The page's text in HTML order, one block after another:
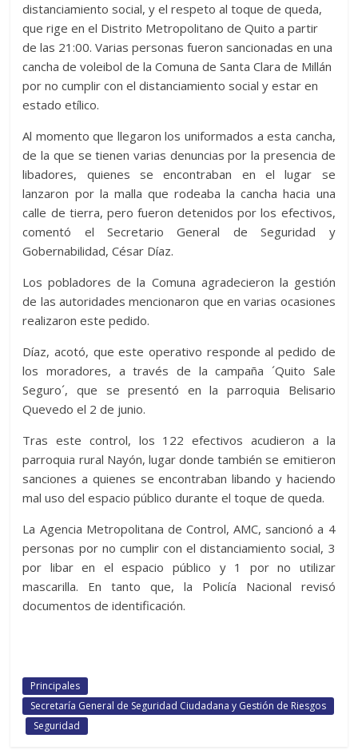
distanciamiento social, y el respeto al toque de queda,
que rige en el Distrito Metropolitano de Quito a partir
de las 21:00. Varias personas fueron sancionadas en una
cancha de voleibol de la Comuna de Santa Clara de Millán
por no cumplir con el distanciamiento social y estar en
estado etílico.
Al momento que llegaron los uniformados a esta cancha,
de la que se tienen varias denuncias por la presencia de
libadores, quienes se encontraban en el lugar se
lanzaron por la malla que rodeaba la cancha hacia una
calle de tierra, pero fueron detenidos por los efectivos,
comentó el Secretario General de Seguridad y
Gobernabilidad, César Díaz.
Los pobladores de la Comuna agradecieron la gestión
de las autoridades mencionaron que en varias ocasiones
realizaron este pedido.
Díaz, acotó, que este operativo responde al pedido de
los moradores, a través de la campaña ´Quito Sale
Seguro´, que se presentó en la parroquia Belisario
Quevedo el 2 de junio.
Tras este control, los 122 efectivos acudieron a la
parroquia rural Nayón, lugar donde también se emitieron
sanciones a quienes se encontraban libando y haciendo
mal uso del espacio público durante el toque de queda.
La Agencia Metropolitana de Control, AMC, sancionó a 4
personas por no cumplir con el distanciamiento social, 3
por libar en el espacio público y 1 por no utilizar
mascarilla. En tanto que, la Policía Nacional revisó
documentos de identificación.
Principales
Secretaría General de Seguridad Ciudadana y Gestión de Riesgos
Seguridad